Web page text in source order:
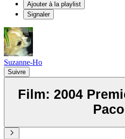
Ajouter à la playlist
Signaler
Suzanne-Ho
Suivre
Film: 2004
Paco